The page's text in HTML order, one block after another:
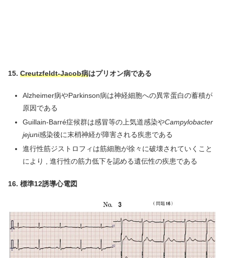
15. Creutzfeldt-Jacob病はプリオン病である
Alzheimer病やParkinson病は神経細胞への異常蛋白の蓄積が
原因である
Guillain-Barré症候群は感冒等の上気道感染やCampylobacter
jejuni感染後に末梢神経が障害される疾患である
進行性筋ジストロフィは筋細胞が徐々に破壊されていくこと
により , 進行性の筋力低下を認める遺伝性の疾患である
16. 標準12誘導心電図